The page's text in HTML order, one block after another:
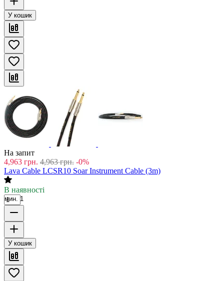
У кошик
На запит
4,963 грн. 4,963 грн. -0%
Lava Cable LCSR10 Soar Instrument Cable (3m)
В наявності
мин. 1
У кошик